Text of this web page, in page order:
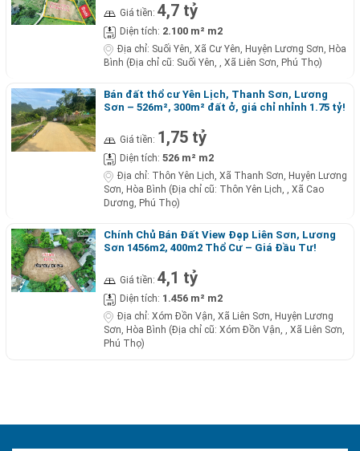
Giá tiền: 4,7 tỷ
Diện tích: 2.100 m² m2
Địa chỉ: Suối Yên, Xã Cư Yên, Huyện Lương Sơn, Hòa
Bình (Địa chỉ cũ: Suối Yên, , Xã Liên Sơn, Phú Thọ)
Bán đất thổ cư Yên Lịch, Thanh Sơn, Lương
Sơn – 526m², 300m² đất ở, giá chỉ nhỉnh 1.75 tỷ!
Giá tiền: 1,75 tỷ
Diện tích: 526 m² m2
Địa chỉ: Thôn Yên Lịch, Xã Thanh Sơn, Huyện Lương
Sơn, Hòa Bình (Địa chỉ cũ: Thôn Yên Lịch, , Xã Cao
Dương, Phú Thọ)
Chính Chủ Bán Đất View Đẹp Liên Sơn, Lương
Sơn 1456m2, 400m2 Thổ Cư – Giá Đầu Tư!
Giá tiền: 4,1 tỷ
Diện tích: 1.456 m² m2
Địa chỉ: Xóm Đồn Vận, Xã Liên Sơn, Huyện Lương
Sơn, Hòa Bình (Địa chỉ cũ: Xóm Đồn Vận, , Xã Liên Sơn,
Phú Thọ)